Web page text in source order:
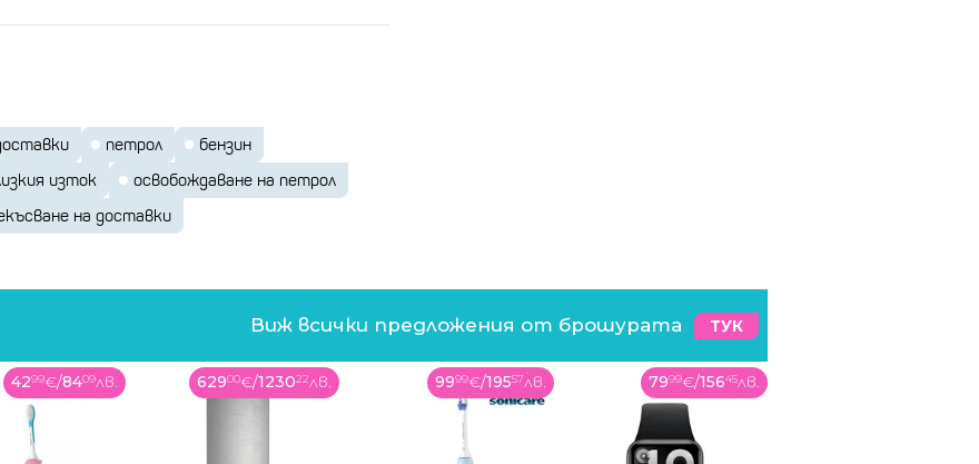
петрол
бензин
изток
освобождаване на петрол
на доставки
Виж всички предложения от брошурата ТУК
4299€/8409лв. 62900€/123022лв. 9999€/19557лв. 7999€/15645лв.